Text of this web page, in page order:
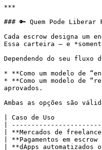
***
### 🔑 Quem Pode Liberar
Cada escrow designa um
Essa carteira — e
Dependendo do seu
* **Como um modelo de
* **Como um modelo de
aprovados.
Ambas as opções são
| Caso de Uso
|
| **Mercados de
| **Pagamentos em
| **dApps